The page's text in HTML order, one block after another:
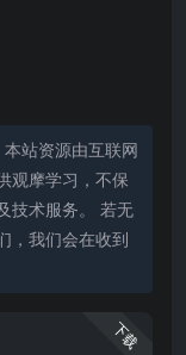
站资源由互联网
观摩学习，不保
技术服务。 若无
，我们会在收到
下载